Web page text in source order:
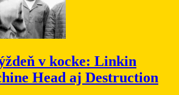
v kocke: Linkin
Head aj Destruction